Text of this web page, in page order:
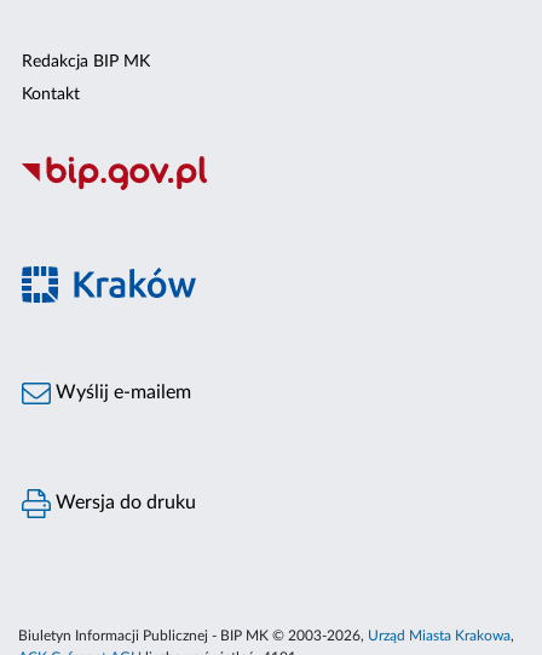
Redakcja BIP MK
Kontakt
Wyślij e-mailem
Wersja do druku
Biuletyn Informacji Publicznej - BIP MK © 2003-2026, Urząd Miasta Krakowa,